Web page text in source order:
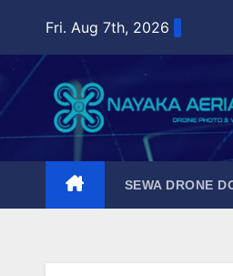
content
Fri. Aug 7th, 2026
SEWA DRONE